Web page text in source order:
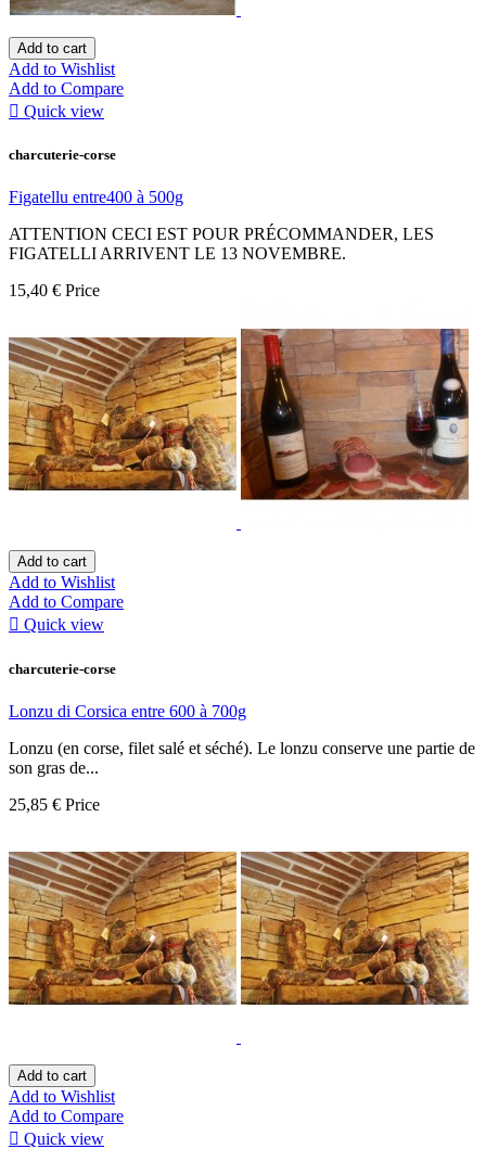
Add to cart
Add to Wishlist
Add to Compare
 Quick view
charcuterie-corse
Figatellu entre400 à 500g
ATTENTION CECI EST POUR PRÉCOMMANDER, LES
FIGATELLI ARRIVENT LE 13 NOVEMBRE.
15,40 € Price
Add to cart
Add to Wishlist
Add to Compare
 Quick view
charcuterie-corse
Lonzu di Corsica entre 600 à 700g
Lonzu (en corse, filet salé et séché). Le lonzu conserve une partie de
son gras de...
25,85 € Price
Add to cart
Add to Wishlist
Add to Compare
 Quick view